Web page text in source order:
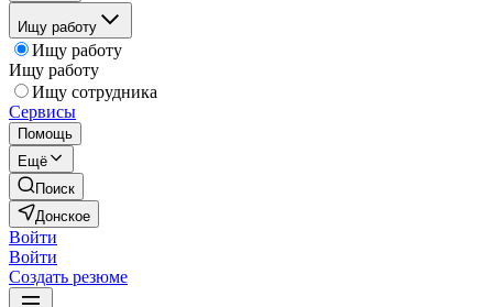
Ищу работу
Ищу работу
Ищу работу
Ищу сотрудника
Сервисы
Помощь
Ещё
Поиск
Донское
Войти
Войти
Создать резюме